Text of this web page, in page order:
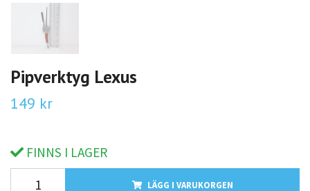
Pipverktyg Lexus
149 kr
FINNS I LAGER
LÄGG I VARUKORGEN